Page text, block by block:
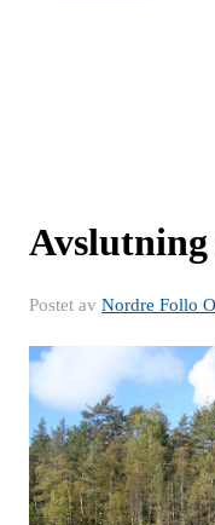
Postet av Nordre Follo